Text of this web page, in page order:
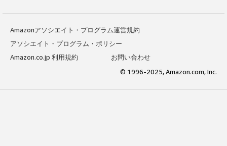
Amazonアソシエイト・プログラム運営規約
アソシエイト・プログラム・ポリシー
Amazon.co.jp 利用規約
お問い合わせ
© 1996-2025, Amazon.com, Inc.